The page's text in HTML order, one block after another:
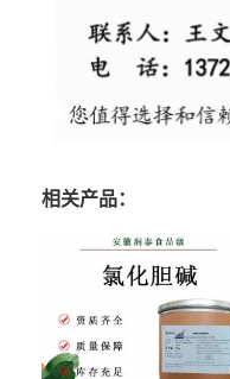
相关产品：